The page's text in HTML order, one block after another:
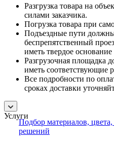
Разгрузка товара на
силами заказчика.
Погрузка товара при
Подъездные пути
беспрепятственный
иметь твердое
Разгрузочная площадка
иметь соответствующие
Все подробности по
сроках доставки
Услуги
Подбор материалов,
решений